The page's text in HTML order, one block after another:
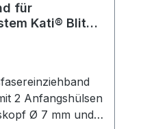
für
Kati® Blitz
2 Anfangshülsen
Ø 7 mm und